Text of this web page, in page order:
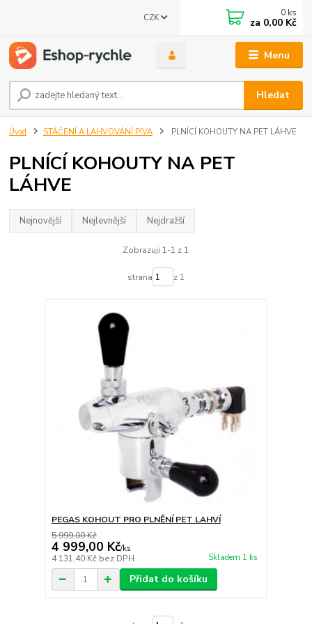
Menu
CZK
Hledat
0 ks
za 0,00 Kč
Úvod STÁČENÍ A LAHVOVÁNÍ PIVA PLNÍCÍ KOHOUTY NA PET LÁHVE
PLNÍCÍ KOHOUTY NA PET
LÁHVE
Nejnovější Nejlevnější Nejdražší
Zobrazuji 1-1 z 1
strana z 1
PEGAS KOHOUT PRO PLNĚNÍ PET LAHVÍ
5 999,00 Kč
4 999,00 Kč/ks
4 131,40 Kč bez DPH Skladem 1 ks
Přidat do košíku